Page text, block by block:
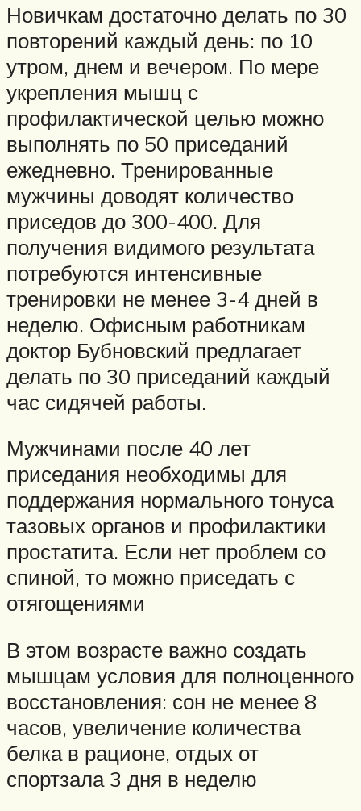
Новичкам достаточно делать по 30
повторений каждый день: по 10
утром, днем и вечером. По мере
укрепления мышц с
профилактической целью можно
выполнять по 50 приседаний
ежедневно. Тренированные
мужчины доводят количество
приседов до 300-400. Для
получения видимого результата
потребуются интенсивные
тренировки не менее 3-4 дней в
неделю. Офисным работникам
доктор Бубновский предлагает
делать по 30 приседаний каждый
час сидячей работы.
Мужчинами после 40 лет
приседания необходимы для
поддержания нормального тонуса
тазовых органов и профилактики
простатита. Если нет проблем со
спиной, то можно приседать с
отягощениями
В этом возрасте важно создать
мышцам условия для полноценного
восстановления: сон не менее 8
часов, увеличение количества
белка в рационе, отдых от
спортзала 3 дня в неделю